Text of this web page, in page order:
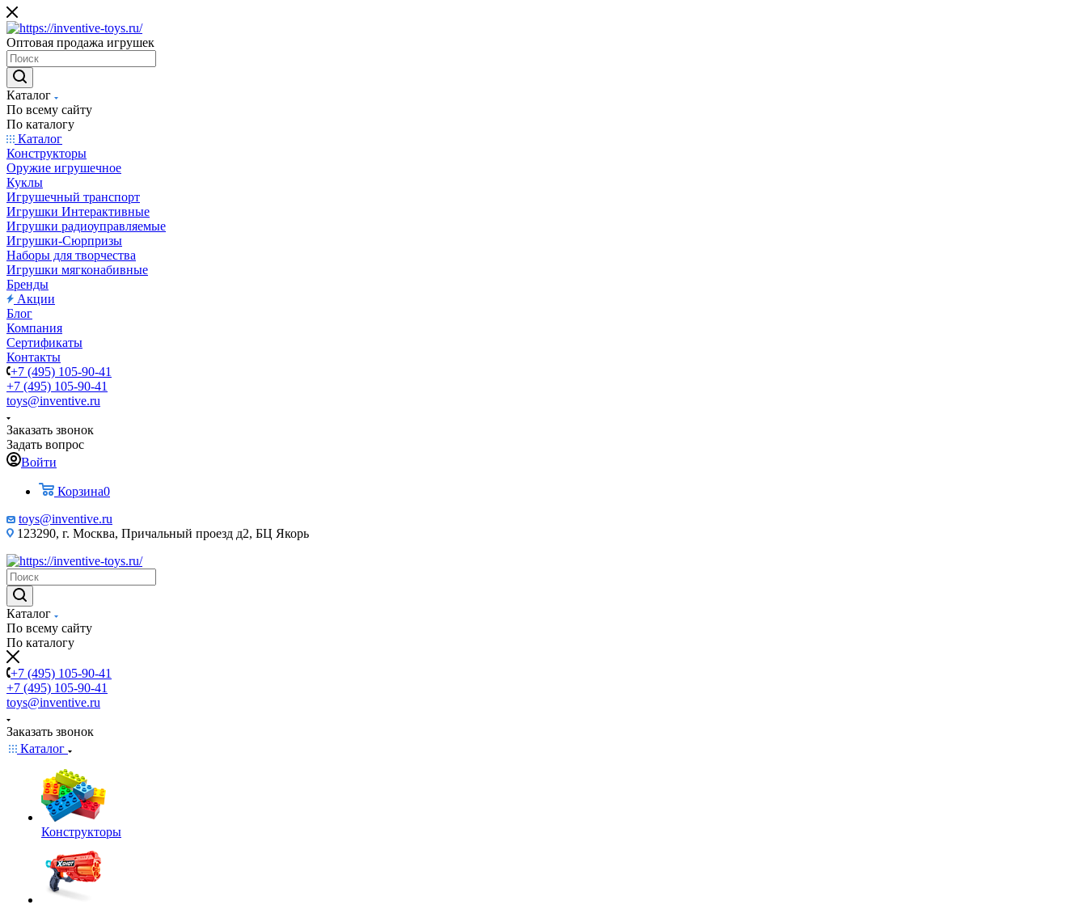
Оптовая продажа игрушек
Каталог
По всему сайту
По каталогу
Каталог
Конструкторы
Оружие игрушечное
Куклы
Игрушечный транспорт
Игрушки Интерактивные
Игрушки радиоуправляемые
Игрушки-Сюрпризы
Наборы для творчества
Игрушки мягконабивные
Бренды
Акции
Блог
Компания
Сертификаты
Контакты
+7 (495) 105-90-41
+7 (495) 105-90-41
toys@inventive.ru
Заказать звонок
Задать вопрос
Войти
Корзина0
toys@inventive.ru
123290, г. Москва, Причальный проезд д2, БЦ Якорь
Каталог
По всему сайту
По каталогу
+7 (495) 105-90-41
+7 (495) 105-90-41
toys@inventive.ru
Заказать звонок
Каталог
Конструкторы